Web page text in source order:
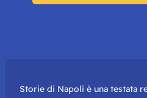
Storie di Napoli è una testata